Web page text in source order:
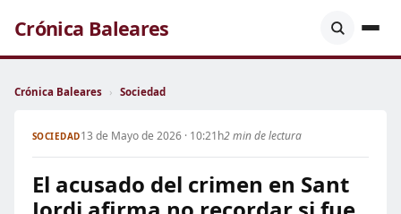
Crónica Baleares
Crónica Baleares › Sociedad
SOCIEDAD13 de Mayo de 2026 · 10:21h2 min de lectura
El acusado del crimen en Sant